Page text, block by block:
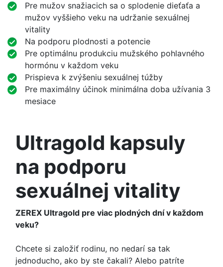
Pre mužov snažiacich sa o splodenie dieťaťa a
mužov vyššieho veku na udržanie sexuálnej
vitality
Na podporu plodnosti a potencie
Pre optimálnu produkciu mužského pohlavného
hormónu v každom veku
Prispieva k zvýšeniu sexuálnej túžby
Pre maximálny účinok minimálna doba užívania 3
mesiace
Ultragold kapsuly
na podporu
sexuálnej vitality
ZEREX Ultragold pre viac plodných dní v každom
veku?
Chcete si založiť rodinu, no nedarí sa tak
jednoducho, ako by ste čakali? Alebo patríte